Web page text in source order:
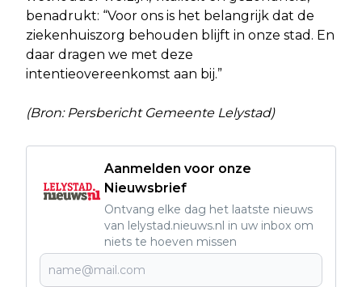
benadrukt: “Voor ons is het belangrijk dat de
ziekenhuiszorg behouden blijft in onze stad. En
daar dragen we met deze
intentieovereenkomst aan bij.”
(Bron: Persbericht Gemeente Lelystad)
Aanmelden voor onze
Nieuwsbrief
Ontvang elke dag het laatste nieuws
van lelystad.nieuws.nl in uw inbox om
niets te hoeven missen